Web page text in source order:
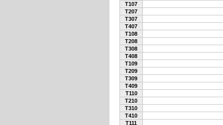
T107
T207
T307
T407
T108
T208
T308
T408
T109
T209
T309
T409
T110
T210
T310
T410
T111